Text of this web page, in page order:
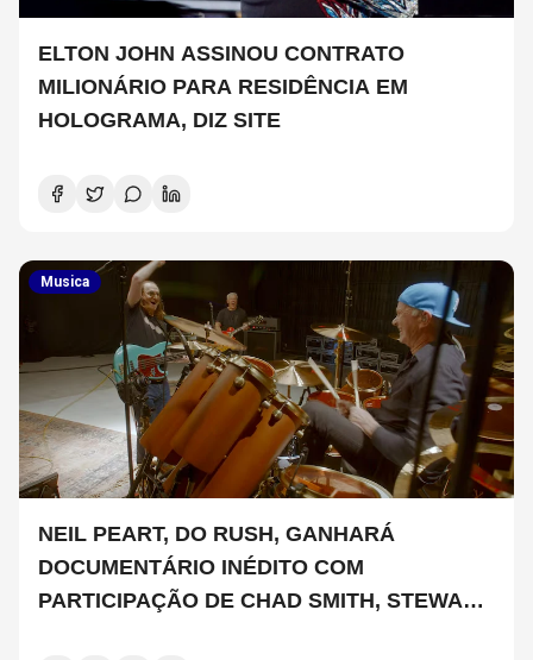
ELTON JOHN ASSINOU CONTRATO
MILIONÁRIO PARA RESIDÊNCIA EM
HOLOGRAMA, DIZ SITE
Musica
NEIL PEART, DO RUSH, GANHARÁ
DOCUMENTÁRIO INÉDITO COM
PARTICIPAÇÃO DE CHAD SMITH, STEWART